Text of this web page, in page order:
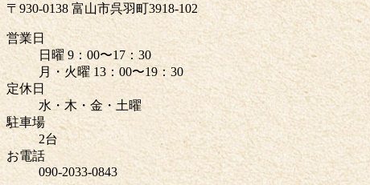
〒930-0138 富山市呉羽町3918-102
営業日
日曜 9：00〜17：30
月・火曜 13：00〜19：30
定休日
水・木・金・土曜
駐車場
2台
お電話
090-2033-0843